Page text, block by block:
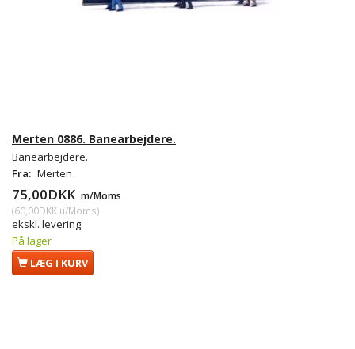
Merten 0886. Banearbejdere.
Banearbejdere.
Fra: Merten
75,00DKK m/Moms
(60,00DKK u/Moms)
ekskl. levering
På lager
LÆG I KURV